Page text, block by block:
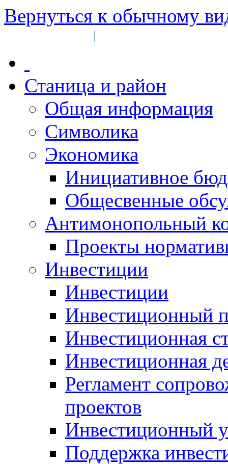
Вернуться к обычному
|
Станица и район
Общая информация
Символика
Экономика
Инициативное
Общесвенные
Антимонопольный
Проекты
Инвестиции
Инвестиции
Инвестиционный
Инвестиционная
Инвестиционная
Регламент
проектов
Инвестиционный
Поддержка